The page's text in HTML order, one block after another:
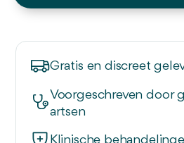
Gratis en discreet
Voorgeschreven door
artsen
Klinische